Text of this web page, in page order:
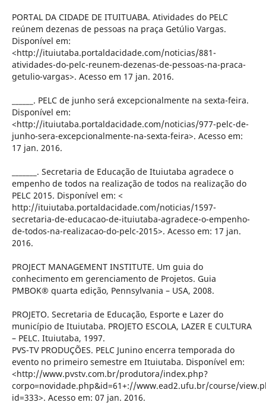
PORTAL DA CIDADE DE ITUITUABA. Atividades do PELC
reúnem dezenas de pessoas na praça Getúlio Vargas.
Disponível em:
<http://ituiutaba.portaldacidade.com/noticias/881-
atividades-do-pelc-reunem-dezenas-de-pessoas-na-praca-
getulio-vargas>. Acesso em 17 jan. 2016.
______. PELC de junho será excepcionalmente na sexta-feira.
Disponível em:
<http://ituiutaba.portaldacidade.com/noticias/977-pelc-de-
junho-sera-excepcionalmente-na-sexta-feira>. Acesso em:
17 jan. 2016.
_______. Secretaria de Educação de Ituiutaba agradece o
empenho de todos na realização de todos na realização do
PELC 2015. Disponível em: <
http://ituiutaba.portaldacidade.com/noticias/1597-
secretaria-de-educacao-de-ituiutaba-agradece-o-empenho-
de-todos-na-realizacao-do-pelc-2015>. Acesso em: 17 jan.
2016.
PROJECT MANAGEMENT INSTITUTE. Um guia do
conhecimento em gerenciamento de Projetos. Guia
PMBOK® quarta edição, Pennsylvania – USA, 2008.
PROJETO. Secretaria de Educação, Esporte e Lazer do
município de Ituiutaba. PROJETO ESCOLA, LAZER E CULTURA
– PELC. Ituiutaba, 1997.
PVS-TV PRODUÇÕES. PELC Junino encerra temporada do
evento no primeiro semestre em Ituiutaba. Disponível em:
<http://www.pvstv.com.br/produtora/index.php?
corpo=novidade.php&id=61+://www.ead2.ufu.br/course/
id=333>. Acesso em: 07 jan. 2016.